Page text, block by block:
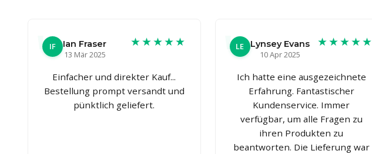
IF
Ian Fraser
13 Mär 2025
★★★★★
Einfacher und direkter Kauf...
Bestellung prompt versandt und
pünktlich geliefert.
LE Lynsey Evans
10 Apr 2025
★★★★★
Ich hatte eine ausgezeichnete
Erfahrung. Fantastischer
Kundenservice. Immer
verfügbar, um alle Fragen zu
ihren Produkten zu
beantworten. Die Lieferung war